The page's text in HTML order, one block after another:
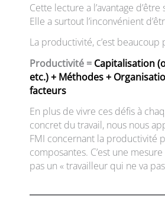
Cette lecture a l’avantage d’être
Elle a surtout l’inconvénient
La productivité, c’est
Productivité = Capitalisation
etc.) + Méthodes +
facteurs
En plus de vivre ces défis à
concret du travail, nous nous
FMI concernant la productivité
composantes. C’est une
pas un « travailleur qui ne va